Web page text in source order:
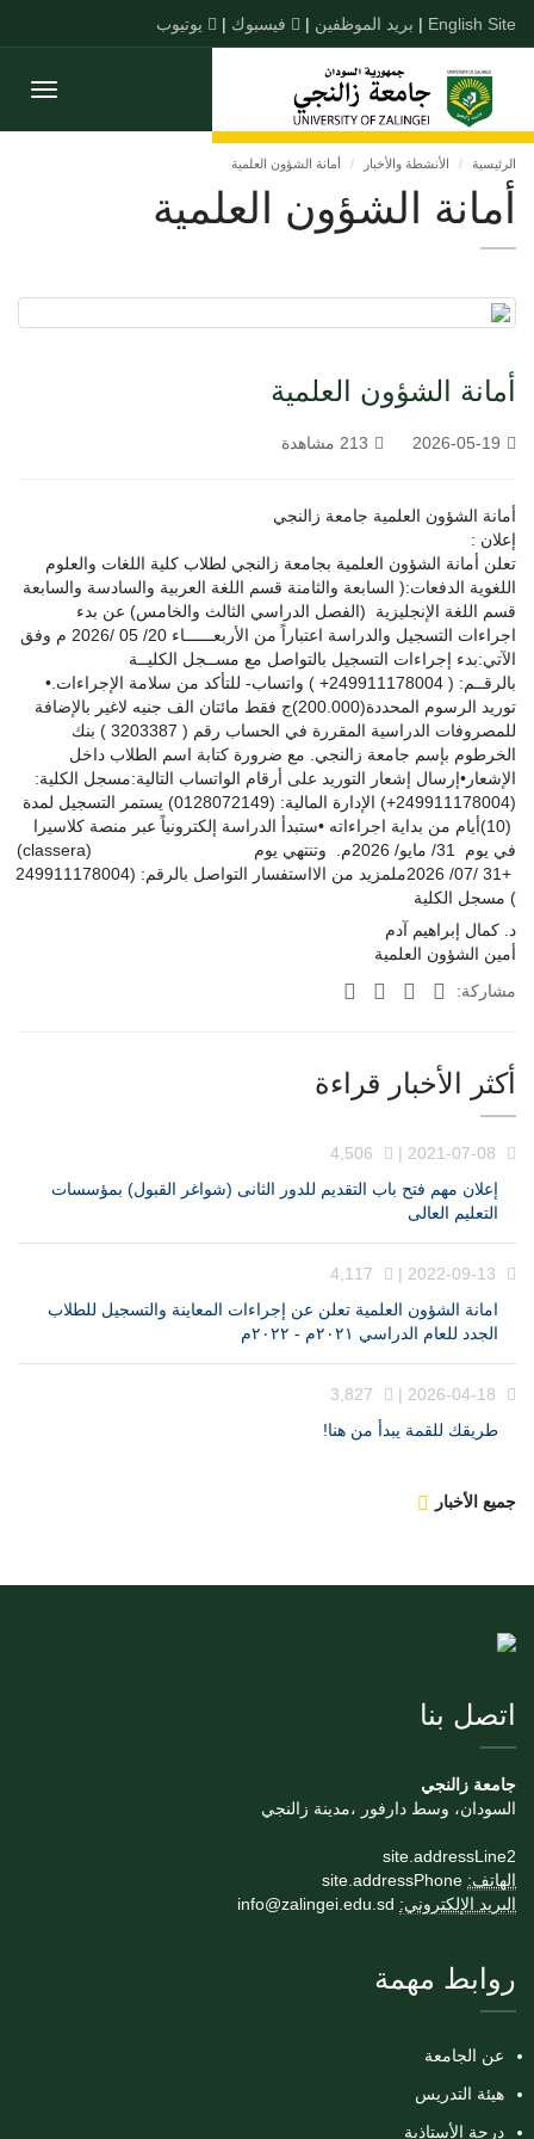
English Site
| بريد الموظفين | فيسبوك | يوتيوب
الرئيسية الأنشطة والأخبار أمانة الشؤون العلمية
أمانة الشؤون العلمية
أمانة الشؤون العلمية
2026-05-19 213 مشاهدة
أمانة الشؤون العلمية جامعة زالنجي
إعلان :
(10)أيام من بداية اجراءاته •ستبدأ الدراسة إلكترونياً عبر منصة كلاسيرا
(classera)                                 في يوم  31/ مايو/ 2026م.  وتنتهي يوم
31 /07/ 2026ملمزيد من الااستفسار التواصل بالرقم: (249911178004+⁦
مسجل الكلية (
د. كمال إبراهيم آدم
أمين الشؤون العلمية
مشاركة:
أكثر الأخبار قراءة
إعلان مهم فتح باب التقديم للدور الثانى (شواغر القبول) بمؤسسات
التعليم العالى
امانة الشؤون العلمية تعلن عن إجراءات المعاينة والتسجيل للطلاب
الجدد للعام الدراسي ٢٠٢١م - ٢٠٢٢م
طريقك للقمة يبدأ من هنا!
جميع الأخبار
اتصل بنا
جامعة زالنجي
السودان، وسط دارفور ،مدينة زالنجي
site.addressLine2
الهاتف: site.addressPhone
البريد الإلكتروني: info@zalingei.edu.sd
روابط مهمة
عن الجامعة
هيئة التدريس
درجة الأستاذية